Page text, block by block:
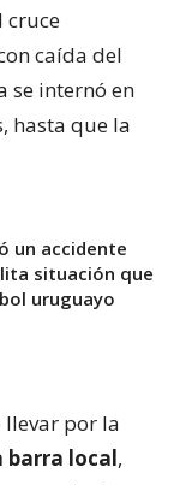
cruce
caída del
se internó en
hasta que la
un accidente
situación que
uruguayo
llevar por la
barra local,